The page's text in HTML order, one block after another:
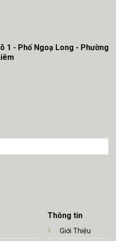
Thông tin
Giới Thiệu
1 - Phố Ngoạ Long - Phường